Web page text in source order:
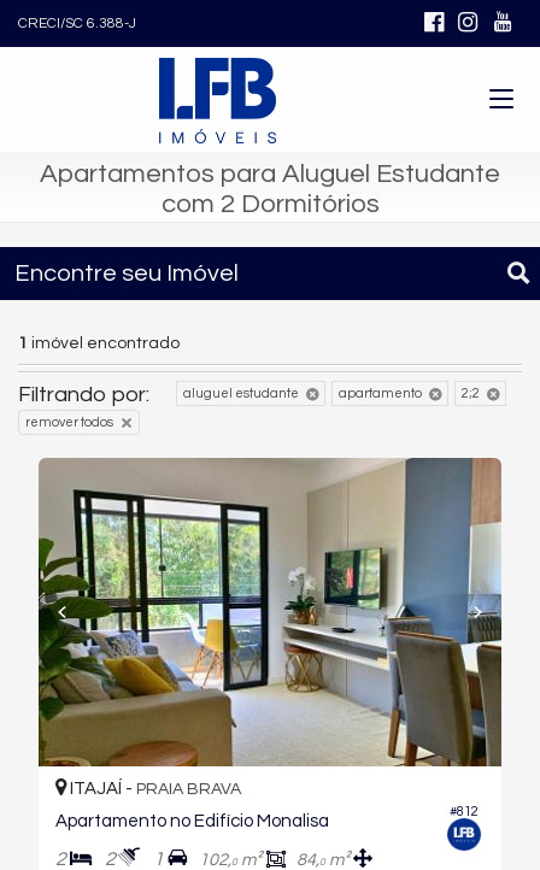
CRECI/SC 6.388-J
Apartamentos para Aluguel Estudante
com 2 Dormitórios
Encontre seu Imóvel
1 imóvel encontrado
Filtrando por: aluguel estudante apartamento 2;2
remover todos
#812
ITAJAÍ - PRAIA BRAVA
Apartamento no Edifício Monalisa
2 2 1 102,0m² 84,0m²